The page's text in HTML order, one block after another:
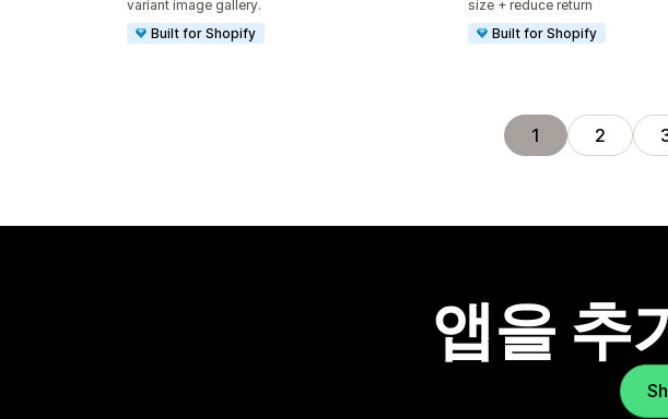
variant image gallery.
Built for Shopify
size + reduce return
Built for Shopify
1 2
앱을 추